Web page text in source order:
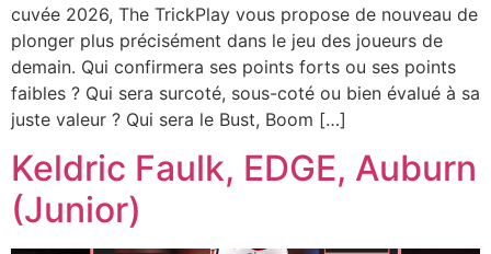
cuvée 2026, The TrickPlay vous propose de nouveau de
plonger plus précisément dans le jeu des joueurs de
demain. Qui confirmera ses points forts ou ses points
faibles ? Qui sera surcoté, sous-coté ou bien évalué à sa
juste valeur ? Qui sera le Bust, Boom […]
Keldric Faulk, EDGE, Auburn
(Junior)